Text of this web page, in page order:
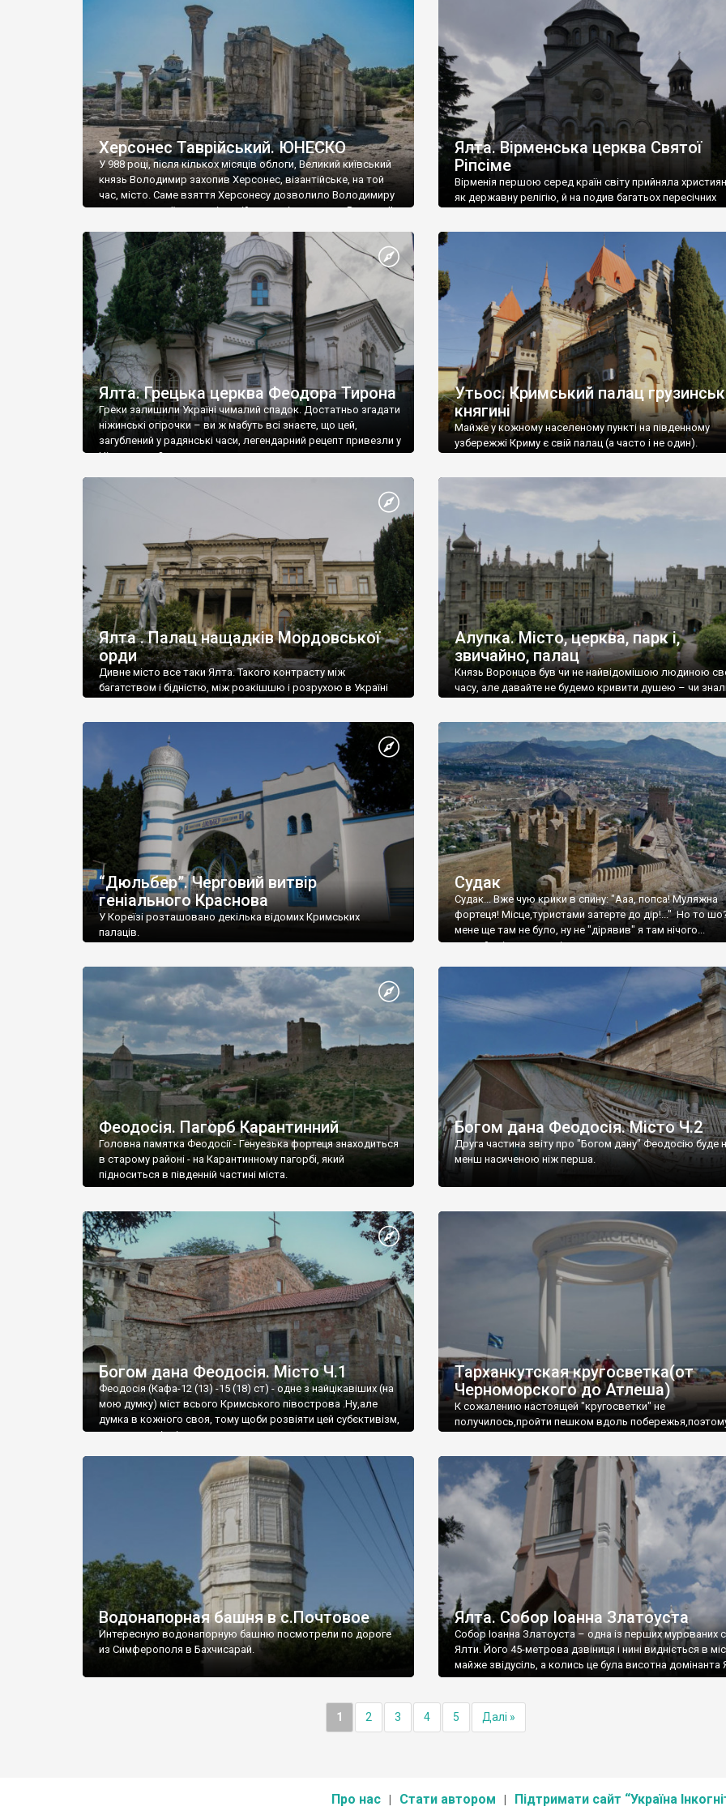
візантійської доби. Раритети викрадені з фондів об’єкту
культурної спадщини ЮНЕСКО «Херсонеса Таврійського».
Офіційно – на виставку «Золото Візантії», але експерти та
влада в Україні вважають це лише […]
називаються «повстяками» (postaki)…” “Вино. Крим
виробляє відмінне вино і його вдосталь: воно все
легке біле і дуже […]
Херсонес Таврійський. ЮНЕСКО
У 988 році, після кількох місяців облоги, Великий київський
князь Володимир захопив Херсонес, візантійське, на той
час, місто. Саме взяття Херсонесу дозволило Володимиру
диктувати свої умови візантійському імператору Василю ІІ,
Херсонесі Володимир-язичник, став Василем-
християнином. А потім було Хрещення Русі. На честь
Херсонесу Таврійського названо місто […]
Ялта. Вірменська церква Святої
Ріпсіме
Вірменія першою серед країн світу прийняла
як державну релігію, й на подив багатьох пересічних
Ялта. Грецька церква Феодора Тирона
Греки залишили Україні чималий спадок. Достатньо згадати
ніжинські огірочки – ви ж мабуть всі знаєте, що цей,
загублений у радянські часи, легендарний рецепт привезли у
Ніжин греки?
Утьос. Кримський палац
княгині
Майже у кожному населеному пункті на південному
узбережжі Криму є свій палац (а часто і не один).
Ялта . Палац нащадків Мордовської
орди
Дивне місто все таки Ялта. Такого контрасту між
багатством і бідністю, між розкішшю і розрухою в Україні
Алупка. Місто, церква, парк і,
звичайно, палац
Князь Воронцов був чи не найвідомішою людиною
часу, але давайте не будемо кривити душею – чи
“Дюльбер”. Черговий витвір
геніального Краснова
У Кореїзі розташовано декілька відомих Кримських
палаців.
Судак
Судак... Вже чую крики в спину: "Ааа, попса! Муляжна
фортеця! Місце,туристами затерте до дір!..." Но то
мене ще там не було, ну не "дірявив" я там нічого...
принаймні до цього літа.
Феодосія. Пагорб Карантинний
Головна памятка Феодосії - Генуезька фортеця знаходиться
в старому районі - на Карантинному пагорбі, який
підноситься в південній частині міста.
Богом дана Феодосія. Місто Ч.2
Друга частина звіту про "Богом дану" Феодосію буде
менш насиченою ніж перша.
Богом дана Феодосія. Місто Ч.1
Феодосія (Кафа-12 (13) -15 (18) ст) - одне з найцікавіших (на
мою думку) міст всього Кримського півострова .Ну,але
думка в кожного своя, тому щоби розвіяти цей субєктивізм,
запрошую відвідати це
Тарханкутская кругосветка(от
Черноморского до Атлеша)
К сожалению настоящей "кругосветки" не
получилось,пройти пешком вдоль
Водонапорная башня в с.Почтовое
Интересную водонапорную башню посмотрели по дороге
из Симферополя в Бахчисарай.
Ялта. Собор Іоанна Златоуста
Собор Іоанна Златоуста – одна із перших мурованих
Ялти. Його 45-метрова дзвіниця і нині видніється в
майже звідусіль, а колись це була висотна домінанта
1 2 3 4 5 Далі »
Про нас Стати автором Підтримати сайт “Україна